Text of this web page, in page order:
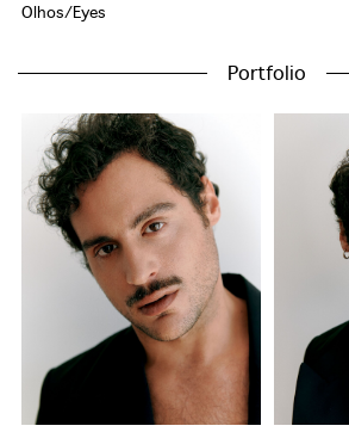
Olhos/Eyes
Portfolio